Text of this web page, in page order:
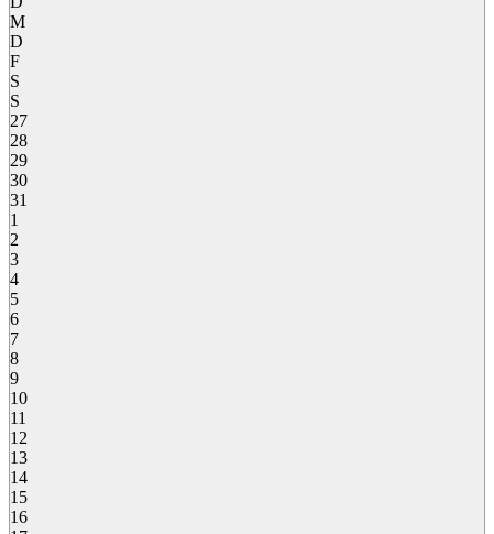
M
D
F
S
S
27
28
29
30
31
1
2
3
4
5
6
7
8
9
10
11
12
13
14
15
16